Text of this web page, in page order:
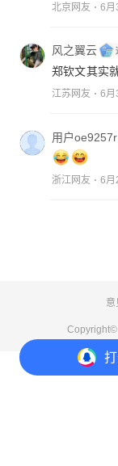
北京网友 6月
风之翼云
郑钦文其实
江苏网友 6月
用户oe9257r
浙江网友 6月
意